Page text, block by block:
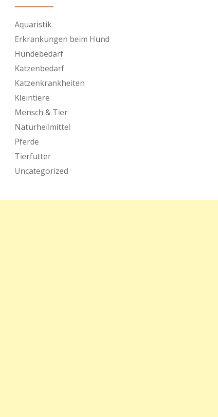
Aquaristik
Erkrankungen beim Hund
Hundebedarf
Katzenbedarf
Katzenkrankheiten
Kleintiere
Mensch & Tier
Naturheilmittel
Pferde
Tierfutter
Uncategorized